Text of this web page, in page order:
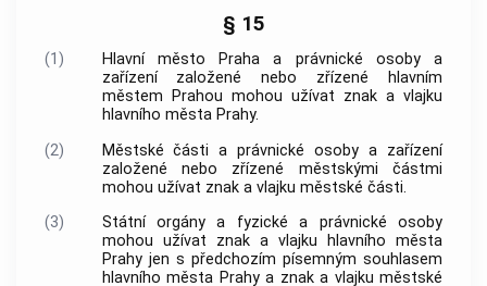
§ 15
(1) Hlavní město Praha a právnické osoby a
zařízení založené nebo zřízené hlavním
městem Prahou mohou užívat znak a vlajku
hlavního města Prahy.
(2)
Městské části a právnické osoby a zařízení
založené nebo zřízené městskými částmi
mohou užívat znak a vlajku městské části.
(3)
Státní orgány a fyzické a právnické osoby
mohou užívat znak a vlajku
hlavního města
Prahyjen s předchozím písemným souhlasem
hlavního města Prahya znak a vlajku městské